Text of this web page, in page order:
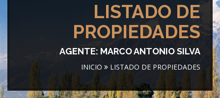
LISTADO DE
PROPIEDADES
AGENTE: MARCO ANTONIO SILVA
INICIO LISTADO DE PROPIEDADES